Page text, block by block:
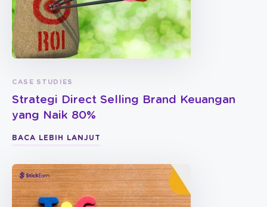
CASE STUDIES
Strategi Direct Selling Brand Keuangan
yang Naik 80%
BACA LEBIH LANJUT